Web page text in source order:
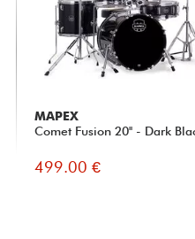
MAPEX
Comet Fusion 20'' - Dark
499.00 €